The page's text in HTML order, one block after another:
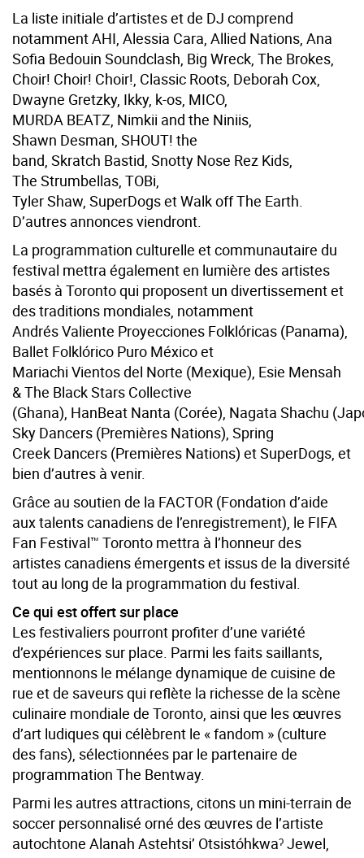
La liste initiale d’artistes et de DJ comprend
notamment AHI, Alessia Cara, Allied Nations, Ana
Sofia Bedouin Soundclash, Big Wreck, The Brokes,
Choir! Choir! Choir!, Classic Roots, Deborah Cox,
Dwayne Gretzky, Ikky, k-os, MICO,
MURDA BEATZ, Nimkii and the Niniis,
Shawn Desman, SHOUT! the
band, Skratch Bastid, Snotty Nose Rez Kids,
The Strumbellas, TOBi,
Tyler Shaw, SuperDogs et Walk off The Earth.
D’autres annonces viendront.
La programmation culturelle et communautaire du
festival mettra également en lumière des artistes
basés à Toronto qui proposent un divertissement et
des traditions mondiales, notamment
Andrés Valiente Proyecciones Folklóricas (Panama),
Ballet Folklórico Puro México et
Mariachi Vientos del Norte (Mexique), Esie Mensah
& The Black Stars Collective
(Ghana), HanBeat Nanta (Corée), Nagata Shachu
Sky Dancers (Premières Nations), Spring
Creek Dancers (Premières Nations) et SuperDogs, et
bien d’autres à venir.
Grâce au soutien de la FACTOR (Fondation d’aide
aux talents canadiens de l’enregistrement), le FIFA
Fan Festival™ Toronto mettra à l’honneur des
artistes canadiens émergents et issus de la diversité
tout au long de la programmation du festival.
Ce qui est offert sur place
Les festivaliers pourront profiter d’une variété
d’expériences sur place. Parmi les faits saillants,
mentionnons le mélange dynamique de cuisine de
rue et de saveurs qui reflète la richesse de la scène
culinaire mondiale de Toronto, ainsi que les œuvres
d’art ludiques qui célèbrent le « fandom » (culture
des fans), sélectionnées par le partenaire de
programmation The Bentway.
Parmi les autres attractions, citons un mini-terrain de
soccer personnalisé orné des œuvres de l’artiste
autochtone Alanah Astehtsi’ Otsistóhkwaˀ Jewel,